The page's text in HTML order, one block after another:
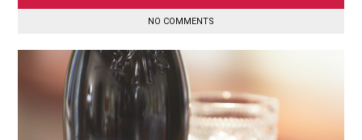
NO COMMENTS